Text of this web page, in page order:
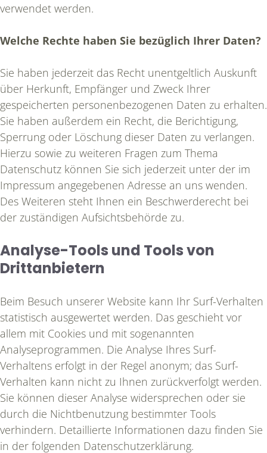
verwendet werden.
Welche Rechte haben Sie bezüglich Ihrer Daten?
Sie haben jederzeit das Recht unentgeltlich Auskunft
über Herkunft, Empfänger und Zweck Ihrer
gespeicherten personenbezogenen Daten zu erhalten.
Sie haben außerdem ein Recht, die Berichtigung,
Sperrung oder Löschung dieser Daten zu verlangen.
Hierzu sowie zu weiteren Fragen zum Thema
Datenschutz können Sie sich jederzeit unter der im
Impressum angegebenen Adresse an uns wenden.
Des Weiteren steht Ihnen ein Beschwerderecht bei
der zuständigen Aufsichtsbehörde zu.
Analyse-Tools und Tools von
Drittanbietern
Beim Besuch unserer Website kann Ihr Surf-Verhalten
statistisch ausgewertet werden. Das geschieht vor
allem mit Cookies und mit sogenannten
Analyseprogrammen. Die Analyse Ihres Surf-
Verhaltens erfolgt in der Regel anonym; das Surf-
Verhalten kann nicht zu Ihnen zurückverfolgt werden.
Sie können dieser Analyse widersprechen oder sie
durch die Nichtbenutzung bestimmter Tools
verhindern. Detaillierte Informationen dazu finden Sie
in der folgenden Datenschutzerklärung.